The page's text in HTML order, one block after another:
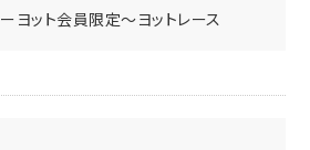
ーヨット会員限定～ヨットレース